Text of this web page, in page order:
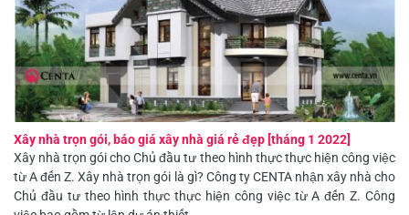
Xây nhà trọn gói, báo giá xây nhà giá rẻ đẹp [tháng 1 2022]
Xây nhà trọn gói cho Chủ đầu tư theo hình thực thực hiện công việc
từ A đến Z. Xây nhà trọn gói là gì? Công ty CENTA nhận xây nhà cho
Chủ đầu tư theo hình thực thực hiện công việc từ A đến Z. Công